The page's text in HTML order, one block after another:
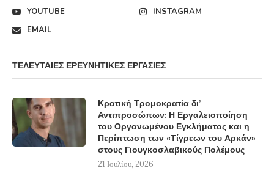
YOUTUBE
INSTAGRAM
EMAIL
ΤΕΛΕΥΤΑΊΕΣ ΕΡΕΥΝΗΤΙΚΈΣ ΕΡΓΑΣΊΕΣ
Κρατική Τρομοκρατία δι’
Αντιπροσώπων: Η Εργαλειοποίηση
του Οργανωμένου Εγκλήματος και η
Περίπτωση των «Τίγρεων του Αρκάν»
στους Γιουγκοσλαβικούς Πολέμους
21 Ιουλίου, 2026